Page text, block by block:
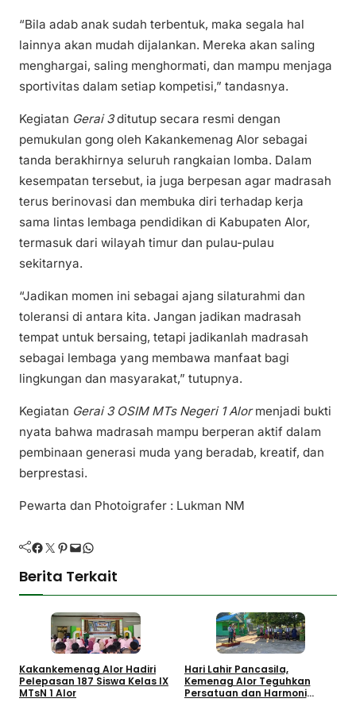
“Bila adab anak sudah terbentuk, maka segala hal
lainnya akan mudah dijalankan. Mereka akan saling
menghargai, saling menghormati, dan mampu menjaga
sportivitas dalam setiap kompetisi,” tandasnya.
Kegiatan Gerai 3ditutup secara resmi dengan
pemukulan gong oleh Kakankemenag Alor sebagai
tanda berakhirnya seluruh rangkaian lomba. Dalam
kesempatan tersebut, ia juga berpesan agar madrasah
terus berinovasi dan membuka diri terhadap kerja
sama lintas lembaga pendidikan di Kabupaten Alor,
termasuk dari wilayah timur dan pulau-pulau
sekitarnya.
“Jadikan momen ini sebagai ajang silaturahmi dan
toleransi di antara kita. Jangan jadikan madrasah
tempat untuk bersaing, tetapi jadikanlah madrasah
sebagai lembaga yang membawa manfaat bagi
lingkungan dan masyarakat,” tutupnya.
Kegiatan Gerai 3 OSIM MTs Negeri 1 Alormenjadi bukti
nyata bahwa madrasah mampu berperan aktif dalam
pembinaan generasi muda yang beradab, kreatif, dan
berprestasi.
Pewarta dan Photoigrafer : Lukman NM
Facebook Twitter Pinterest Mail WhatsApp
Berita Terkait
Kakankemenag Alor Hadiri
Pelepasan 187 Siswa Kelas IX
MTsN 1 Alor
Hari Lahir Pancasila,
Kemenag Alor Teguhkan
Persatuan dan Harmoni